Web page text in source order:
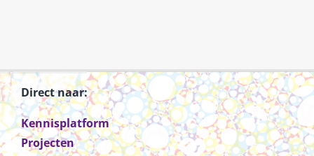
Direct naar:
Kennisplatform
Projecten